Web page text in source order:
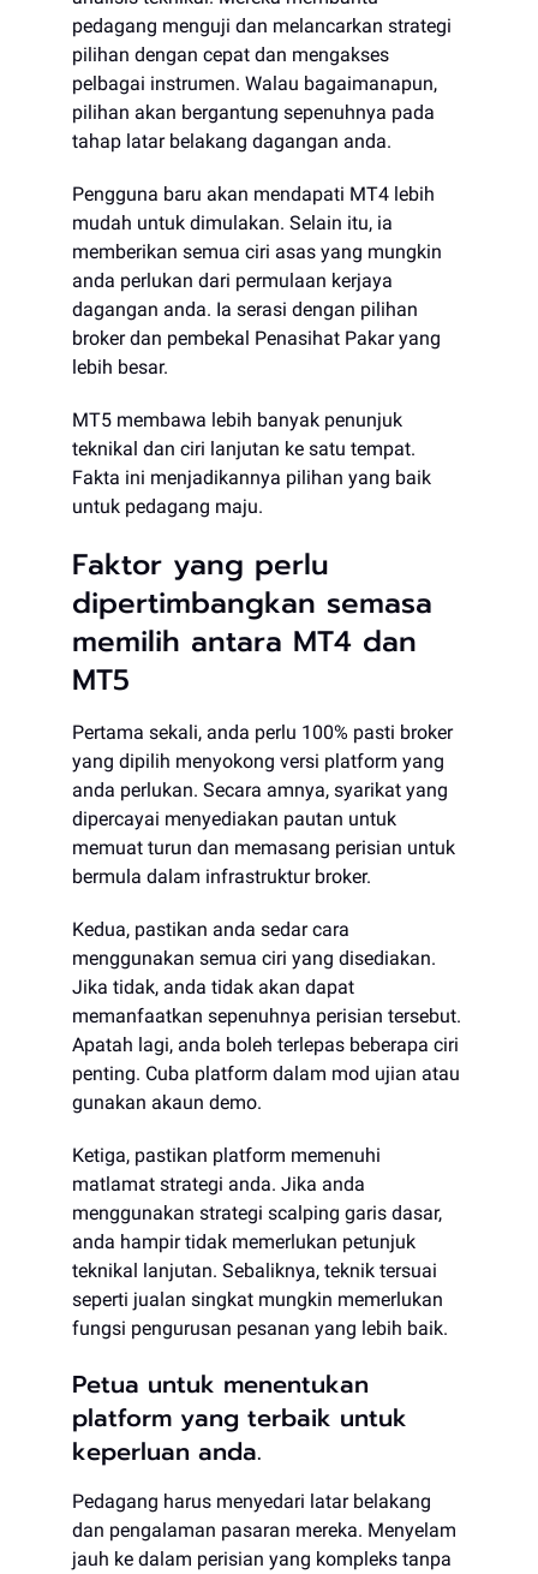
pedagang menguji dan melancarkan strategi
pilihan dengan cepat dan mengakses
pelbagai instrumen. Walau bagaimanapun,
pilihan akan bergantung sepenuhnya pada
tahap latar belakang dagangan anda.
Pengguna baru akan mendapati MT4 lebih
mudah untuk dimulakan. Selain itu, ia
memberikan semua ciri asas yang mungkin
anda perlukan dari permulaan kerjaya
dagangan anda. Ia serasi dengan pilihan
broker dan pembekal Penasihat Pakar yang
lebih besar.
MT5 membawa lebih banyak penunjuk
teknikal dan ciri lanjutan ke satu tempat.
Fakta ini menjadikannya pilihan yang baik
untuk pedagang maju.
Faktor yang perlu
dipertimbangkan semasa
memilih antara MT4 dan
MT5
Pertama sekali, anda perlu 100% pasti broker
yang dipilih menyokong versi platform yang
anda perlukan. Secara amnya, syarikat yang
dipercayai menyediakan pautan untuk
memuat turun dan memasang perisian untuk
bermula dalam infrastruktur broker.
Kedua, pastikan anda sedar cara
menggunakan semua ciri yang disediakan.
Jika tidak, anda tidak akan dapat
memanfaatkan sepenuhnya perisian tersebut.
Apatah lagi, anda boleh terlepas beberapa ciri
penting. Cuba platform dalam mod ujian atau
gunakan akaun demo.
Ketiga, pastikan platform memenuhi
matlamat strategi anda. Jika anda
menggunakan strategi scalping garis dasar,
anda hampir tidak memerlukan petunjuk
teknikal lanjutan. Sebaliknya, teknik tersuai
seperti jualan singkat mungkin memerlukan
fungsi pengurusan pesanan yang lebih baik.
Petua untuk menentukan
platform yang terbaik untuk
keperluan anda.
Pedagang harus menyedari latar belakang
dan pengalaman pasaran mereka. Menyelam
jauh ke dalam perisian yang kompleks tanpa